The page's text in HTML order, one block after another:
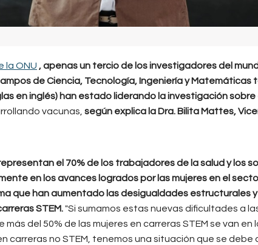
la ONU , apenas un tercio de los investigadores del
de Ciencia, Tecnología, Ingeniería y Matemáticas
en inglés) han estado liderando la investigación sobre
vacunas, según explica la Dra. Bilita Mattes,
el 70% de los trabajadores de la salud y los
en los avances logrados por las mujeres en el
que han aumentado las desigualdades estructurales
STEM."Si sumamos estas nuevas dificultades a
del 50% de las mujeres en carreras STEM se van en
carreras no STEM, tenemos una situación que se debe